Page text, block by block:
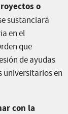
o
sustanciará
en el
que
de ayudas
universitarios en
con la